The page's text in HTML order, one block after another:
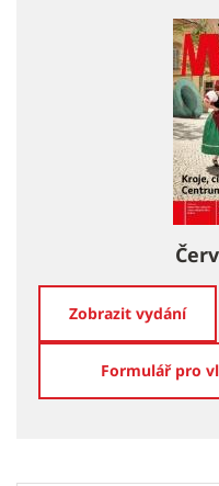
Zobrazit vydání
Formulář pro